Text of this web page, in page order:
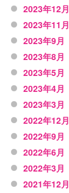
2023年12月
2023年11月
2023年9月
2023年8月
2023年5月
2023年4月
2023年3月
2022年12月
2022年9月
2022年6月
2022年3月
2021年12月